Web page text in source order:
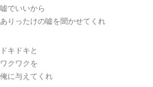
嘘でいいから
ありったけの嘘を聞かせてくれ
ドキドキと
ワクワクを
俺に与えてくれ